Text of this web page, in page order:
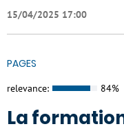
15/04/2025 17:00
PAGES
relevance: 84%
La